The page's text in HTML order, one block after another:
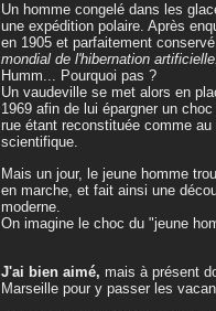
Un homme congelé dans les
une expédition polaire. Après
en 1905 et parfaitement
mondial de l'hibernation artificielle.
Humm... Pourquoi pas ?
Un vaudeville se met alors en
1969 afin de lui épargner un
rue étant reconstituée comme
scientifique.
Mais un jour, le jeune homme
en marche, et fait ainsi une
moderne.
On imagine le choc du "jeune
J'ai bien aimé, mais à présent
Marseille pour y passer les